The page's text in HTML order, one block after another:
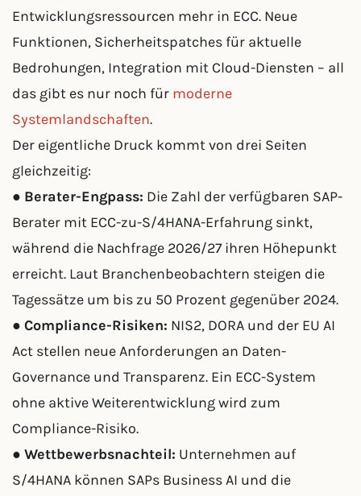
Entwicklungsressourcen mehr in ECC. Neue
Funktionen, Sicherheitspatches für aktuelle
Bedrohungen, Integration mit Cloud-Diensten – all
das gibt es nur noch für moderne
Systemlandschaften.
Der eigentliche Druck kommt von drei Seiten
gleichzeitig:
● Berater-Engpass: Die Zahl der verfügbaren SAP-
Berater mit ECC-zu-S/4HANA-Erfahrung sinkt,
während die Nachfrage 2026/27 ihren Höhepunkt
erreicht. Laut Branchenbeobachtern steigen die
Tagessätze um bis zu 50 Prozent gegenüber 2024.
● Compliance-Risiken: NIS2, DORA und der EU AI
Act stellen neue Anforderungen an Daten-
Governance und Transparenz. Ein ECC-System
ohne aktive Weiterentwicklung wird zum
Compliance-Risiko.
● Wettbewerbsnachteil: Unternehmen auf
S/4HANA können SAPs Business AI und die